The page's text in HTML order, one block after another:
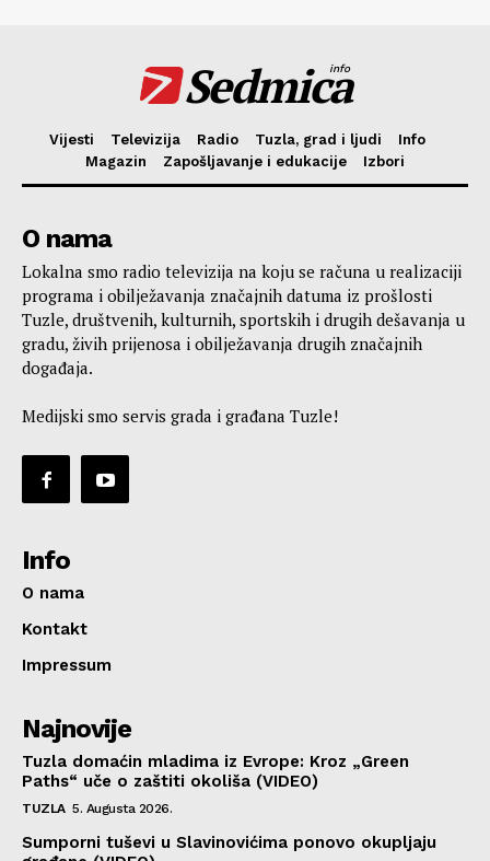
Sedmica
info
Vijesti Televizija Radio Tuzla, grad i ljudi
Info
Magazin
Zapošljavanje i edukacije Izbori
O nama
Lokalna smo radio televizija na koju se računa u realizaciji
programa i obilježavanja značajnih datuma iz prošlosti
Tuzle, društvenih, kulturnih, sportskih i drugih dešavanja u
gradu, živih prijenosa i obilježavanja drugih značajnih
događaja.
Medijski smo servis grada i građana Tuzle!
Info
O nama
Kontakt
Impressum
Najnovije
Tuzla domaćin mladima iz Evrope: Kroz „Green
Paths“ uče o zaštiti okoliša (VIDEO)
TUZLA 5. Augusta 2026.
Sumporni tuševi u Slavinovićima ponovo okupljaju